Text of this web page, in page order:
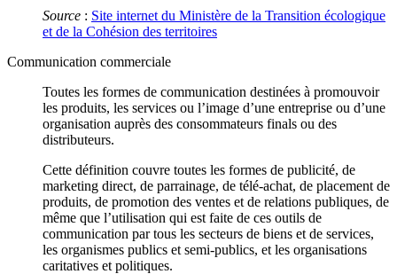
Source : Site internet du Ministère de la Transition écologique
et de la Cohésion des territoires
Communication commerciale
Toutes les formes de communication destinées à promouvoir
les produits, les services ou l’image d’une entreprise ou d’une
organisation auprès des consommateurs finals ou des
distributeurs.
Cette définition couvre toutes les formes de publicité, de
marketing direct, de parrainage, de télé-achat, de placement de
produits, de promotion des ventes et de relations publiques, de
même que l’utilisation qui est faite de ces outils de
communication par tous les secteurs de biens et de services,
les organismes publics et semi-publics, et les organisations
caritatives et politiques.